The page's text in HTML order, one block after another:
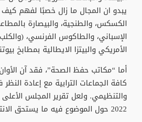
يبدو ان المجال ما زال خصبًا لفهم كيف
الكسكس، والطنجية، والبيصارة
الأمريكي والبيتزا الايطالية بمطابخ
أما “مكاتب حفظ الصحة”، فقد آن
كافة الجماعات الترابية مع إعادة
والتنظيمي. ولعل تقرير المجلس
2022 حول الموضوع فيه ما يستحق الانتباه.